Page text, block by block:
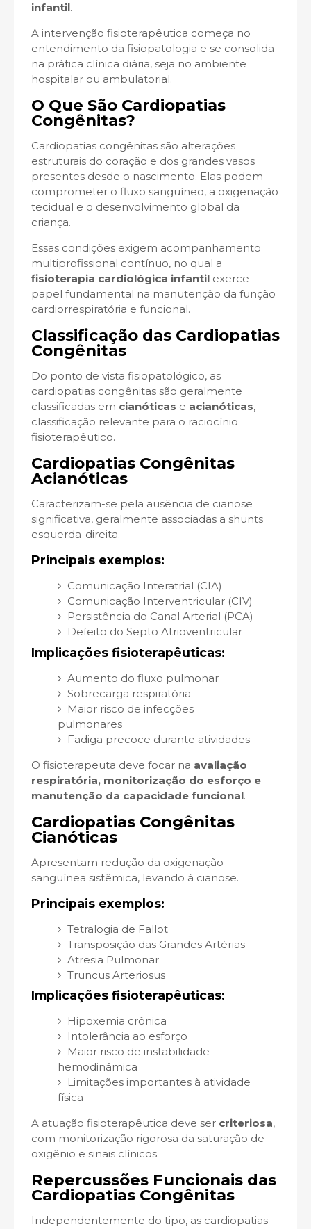
infantil.
A intervenção fisioterapêutica começa no
entendimento da fisiopatologia e se consolida
na prática clínica diária, seja no ambiente
hospitalar ou ambulatorial.
O Que São Cardiopatias
Congênitas?
Cardiopatias congênitas são alterações
estruturais do coração e dos grandes vasos
presentes desde o nascimento. Elas podem
comprometer o fluxo sanguíneo, a oxigenação
tecidual e o desenvolvimento global da
criança.
Essas condições exigem acompanhamento
multiprofissional contínuo, no qual a
fisioterapia cardiológica infantil exerce
papel fundamental na manutenção da função
cardiorrespiratória e funcional.
Classificação das Cardiopatias
Congênitas
Do ponto de vista fisiopatológico, as
cardiopatias congênitas são geralmente
classificadas em cianóticas e acianóticas,
classificação relevante para o raciocínio
fisioterapêutico.
Cardiopatias Congênitas
Acianóticas
Caracterizam-se pela ausência de cianose
significativa, geralmente associadas a shunts
esquerda-direita.
Principais exemplos:
Comunicação Interatrial (CIA)
Comunicação Interventricular (CIV)
Persistência do Canal Arterial (PCA)
Defeito do Septo Atrioventricular
Implicações fisioterapêuticas:
Aumento do fluxo pulmonar
Sobrecarga respiratória
Maior risco de infecções
pulmonares
Fadiga precoce durante atividades
O fisioterapeuta deve focar na avaliação
respiratória, monitorização do esforço e
manutenção da capacidade funcional.
Cardiopatias Congênitas
Cianóticas
Apresentam redução da oxigenação
sanguínea sistêmica, levando à cianose.
Principais exemplos:
Tetralogia de Fallot
Transposição das Grandes Artérias
Atresia Pulmonar
Truncus Arteriosus
Implicações fisioterapêuticas:
Hipoxemia crônica
Intolerância ao esforço
Maior risco de instabilidade
hemodinâmica
Limitações importantes à atividade
física
A atuação fisioterapêutica deve ser criteriosa,
com monitorização rigorosa da saturação de
oxigênio e sinais clínicos.
Repercussões Funcionais das
Cardiopatias Congênitas
Independentemente do tipo, as cardiopatias